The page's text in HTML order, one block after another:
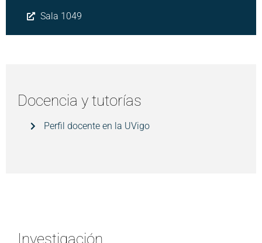
Sala 1049
Docencia y tutorías
Perfil docente en la UVigo
Investigación